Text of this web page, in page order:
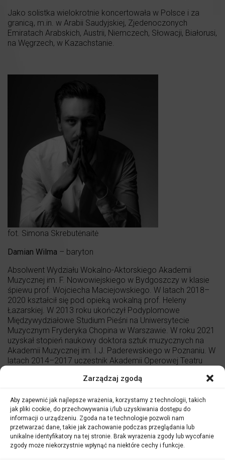
Zarządzaj zgodą
Aby zapewnić jak najlepsze wrażenia, korzystamy z technologii, takich
jak pliki cookie, do przechowywania i/lub uzyskiwania dostępu do
informacji o urządzeniu. Zgoda na te technologie pozwoli nam
przetwarzać dane, takie jak zachowanie podczas przeglądania lub
unikalne identyfikatory na tej stronie. Brak wyrażenia zgody lub wycofanie
zgody może niekorzystnie wpłynąć na niektóre cechy i funkcje.
Jako solistka wielokrotnie koncertowała w Polsce i za
granicą, m.in. w Arabii Saudyjskiej, Zjedenoczonych
Emiratach Arabskich, Austrii, Niemczech, Słowacji, Białorusi,
na Węgrzech, w Kazachstanie.
fot. Simona Skrebutėnaitė
Damian Wilma – baryton
Absolwent Wydziału Wokalno-Aktorskiego Akademii
Muzycznej im. F. Nowowiejskiego w Bydgoszczy w klasie
śpiewu prof. Wojciecha Maciejowskiego. W latach 2018–
2020 kształcił się pod opieką wokalną prof. Heleny
Łazarskiej. W 2013 roku ukończył Podyplomowe
Międzywydziałowe Studium Pieśni na Uniwersytecie
Muzycznym Fryderyka Chopina w Warszawie. W roku 2021
uzyskał stopień naukowy doktora sztuk muzycznych na
Akademii Muzycznej im. I.J. Paderewskiego w Poznaniu. W
latach 2014–2017 uczestnik Akademii Operowej Teatru
Warszawie, Warszawską Operą Kameralną, Polską Operą
Królewską w Warszawie, Operą Krakowską oraz
Mazowieckim Teatrem Muzycznym w Warszawie.
Wykonywał takie partie jak: Hrabia Almaviva (Wesele Figara
Mozarta), Ford (Falstaff Verdiego), tytułowa partia w
Eugeniuszu Onieginie Czajkowskiego, Papageno